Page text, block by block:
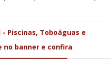
Piscinas, Toboáguas e
no banner e confira